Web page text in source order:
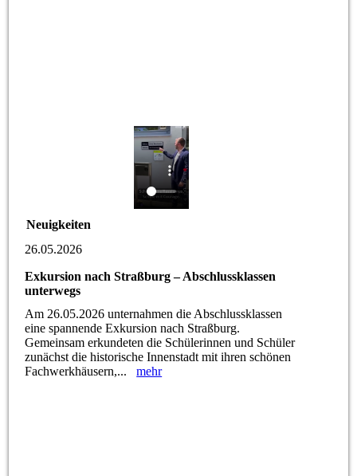
Neuigkeiten
26.05.2026
Exkursion nach Straßburg – Abschlussklassen
unterwegs
Am 26.05.2026 unternahmen die Abschlussklassen
eine spannende Exkursion nach Straßburg.
Gemeinsam erkundeten die Schülerinnen und Schüler
zunächst die historische Innenstadt mit ihren schönen
Fachwerkhäusern,...mehr